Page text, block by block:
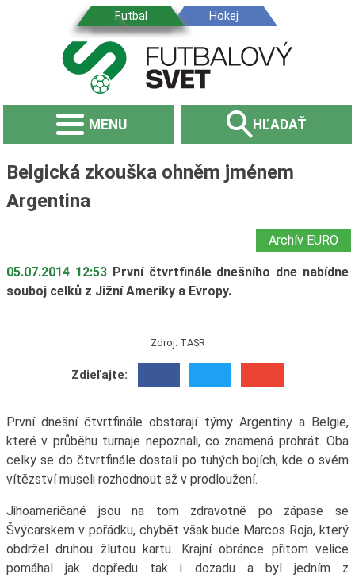
MENU HĽADAŤ
Belgická zkouška ohněm jménem
Argentina
Archív EURO
05.07.2014 12:53 První čtvrtfinále dnešního dne nabídne
souboj celků z Jižní Ameriky a Evropy.
Zdroj: TASR
Zdieľajte:
První dnešní čtvrtfinále obstarají týmy Argentiny a Belgie,
které v průběhu turnaje nepoznali, co znamená prohrát. Oba
celky se do čtvrtfinále dostali po tuhých bojích, kde o svém
vítězství museli rozhodnout až v prodloužení.
Jihoameričané jsou na tom zdravotně po zápase se
Švýcarskem v pořádku, chybět však bude Marcos Roja, který
obdržel druhou žlutou kartu. Krajní obránce přitom velice
pomáhal jak dopředu tak i dozadu a byl jedním z